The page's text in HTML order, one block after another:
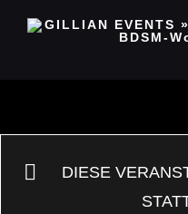
Zum
DIESE